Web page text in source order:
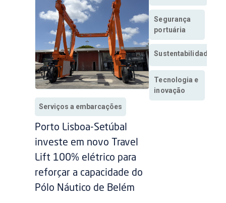
Serviços a embarcações
Porto Lisboa-Setúbal
investe em novo Travel
Lift 100% elétrico para
reforçar a capacidade do
Pólo Náutico de Belém
Segurança
portuária
Sustentabilidade
Tecnologia e
inovação